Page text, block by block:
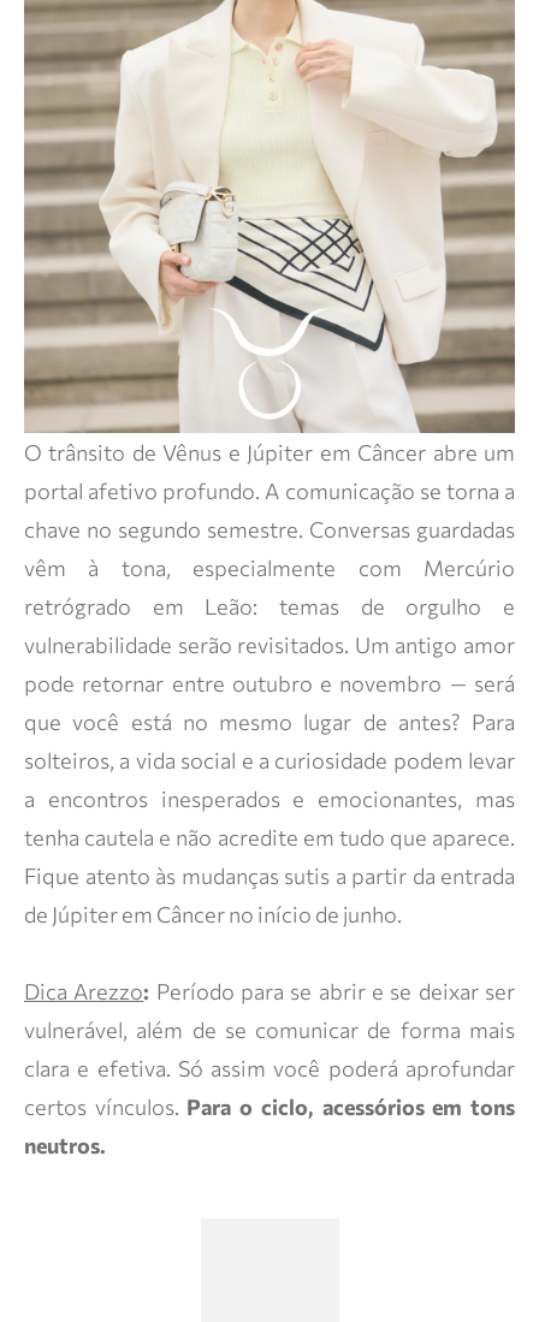
O trânsito de Vênus e Júpiter em Câncer abre um
portal afetivo profundo. A comunicação se torna a
chave no segundo semestre. Conversas guardadas
vêm à tona, especialmente com Mercúrio
retrógrado em Leão: temas de orgulho e
vulnerabilidade serão revisitados. Um antigo amor
pode retornar entre outubro e novembro — será
que você está no mesmo lugar de antes? Para
solteiros, a vida social e a curiosidade podem levar
a encontros inesperados e emocionantes, mas
tenha cautela e não acredite em tudo que aparece.
Fique atento às mudanças sutis a partir da entrada
de Júpiter em Câncer no início de junho.
Dica Arezzo: Período para se abrir e se deixar ser
vulnerável, além de se comunicar de forma mais
clara e efetiva. Só assim você poderá aprofundar
certos vínculos. Para o ciclo, acessórios em tons
neutros.